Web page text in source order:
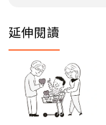
延伸閱讀